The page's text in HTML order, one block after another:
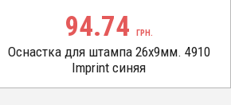
94.74 ГРН.
Оснастка для штампа 26х9мм. 4910
Imprint синяя